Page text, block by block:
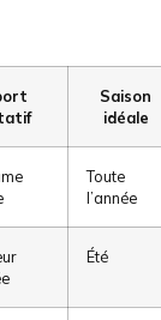
Saison
idéale
Toute
l’année
Été